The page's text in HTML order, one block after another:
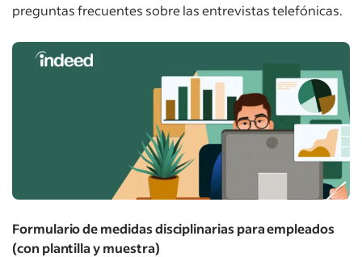
preguntas frecuentes sobre las entrevistas telefónicas.
Formulario de medidas disciplinarias para empleados
(con plantilla y muestra)